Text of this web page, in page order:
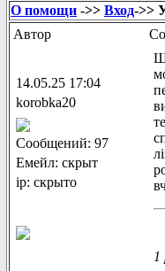
О помощи ->> Вход->>
Автор
14.05.25 17:04
korobka20
Сообщений: 97
Емейл: скрыт
ip: скрыто
1